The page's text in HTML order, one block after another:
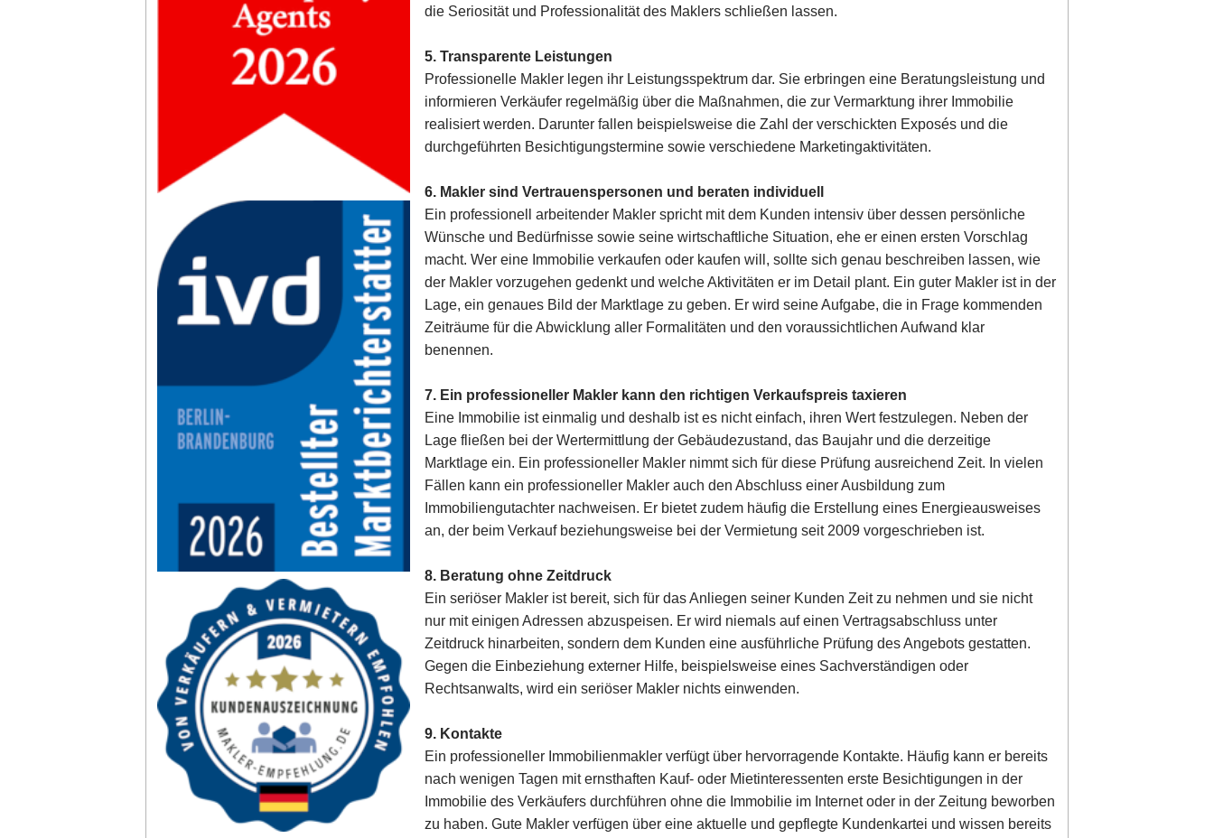
die Seriosität und Professionalität des Maklers schließen lassen.
5. Transparente Leistungen
Professionelle Makler legen ihr Leistungsspektrum dar. Sie erbringen eine Beratungsleistung und
informieren Verkäufer regelmäßig über die Maßnahmen, die zur Vermarktung ihrer Immobilie
realisiert werden. Darunter fallen beispielsweise die Zahl der verschickten Exposés und die
durchgeführten Besichtigungstermine sowie verschiedene Marketingaktivitäten.
6. Makler sind Vertrauenspersonen und beraten individuell
Ein professionell arbeitender Makler spricht mit dem Kunden intensiv über dessen persönliche
Wünsche und Bedürfnisse sowie seine wirtschaftliche Situation, ehe er einen ersten Vorschlag
macht. Wer eine Immobilie verkaufen oder kaufen will, sollte sich genau beschreiben lassen, wie
der Makler vorzugehen gedenkt und welche Aktivitäten er im Detail plant. Ein guter Makler ist in der
Lage, ein genaues Bild der Marktlage zu geben. Er wird seine Aufgabe, die in Frage kommenden
Zeiträume für die Abwicklung aller Formalitäten und den voraussichtlichen Aufwand klar
benennen.
7. Ein professioneller Makler kann den richtigen Verkaufspreis taxieren
Eine Immobilie ist einmalig und deshalb ist es nicht einfach, ihren Wert festzulegen. Neben der
Lage fließen bei der Wertermittlung der Gebäudezustand, das Baujahr und die derzeitige
Marktlage ein. Ein professioneller Makler nimmt sich für diese Prüfung ausreichend Zeit. In vielen
Fällen kann ein professioneller Makler auch den Abschluss einer Ausbildung zum
Immobiliengutachter nachweisen. Er bietet zudem häufig die Erstellung eines Energieausweises
an, der beim Verkauf beziehungsweise bei der Vermietung seit 2009 vorgeschrieben ist.
8. Beratung ohne Zeitdruck
Ein seriöser Makler ist bereit, sich für das Anliegen seiner Kunden Zeit zu nehmen und sie nicht
nur mit einigen Adressen abzuspeisen. Er wird niemals auf einen Vertragsabschluss unter
Zeitdruck hinarbeiten, sondern dem Kunden eine ausführliche Prüfung des Angebots gestatten.
Gegen die Einbeziehung externer Hilfe, beispielsweise eines Sachverständigen oder
Rechtsanwalts, wird ein seriöser Makler nichts einwenden.
9. Kontakte
Ein professioneller Immobilienmakler verfügt über hervorragende Kontakte. Häufig kann er bereits
nach wenigen Tagen mit ernsthaften Kauf- oder Mietinteressenten erste Besichtigungen in der
Immobilie des Verkäufers durchführen ohne die Immobilie im Internet oder in der Zeitung beworben
zu haben. Gute Makler verfügen über eine aktuelle und gepflegte Kundenkartei und wissen bereits